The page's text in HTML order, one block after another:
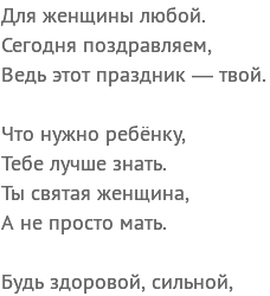
Для женщины любой.
Сегодня поздравляем,
Ведь этот праздник — твой.
Что нужно ребёнку,
Тебе лучше знать.
Ты святая женщина,
А не просто мать.
Будь здоровой, сильной,